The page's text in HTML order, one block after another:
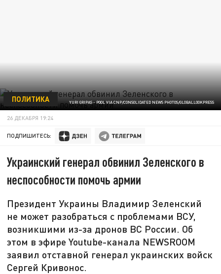
YURI GRIPAS - POOL VIA CNP/CONSOLIDATED NEWS PHOTOS/GLOBALLOOKPRESS
ПОЛИТИКА
26 ДЕКАБРЯ 19:24
ПОДПИШИТЕСЬ:
Украинский генерал обвинил Зеленского в
неспособности помочь армии
Президент Украины Владимир Зеленский
не может разобраться с проблемами ВСУ,
возникшими из-за дронов ВС России. Об
этом в эфире Youtube-канала NEWSROOM
заявил отставной генерал украинских войск
Сергей Кривонос.